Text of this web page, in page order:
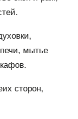
мытье
сторон,